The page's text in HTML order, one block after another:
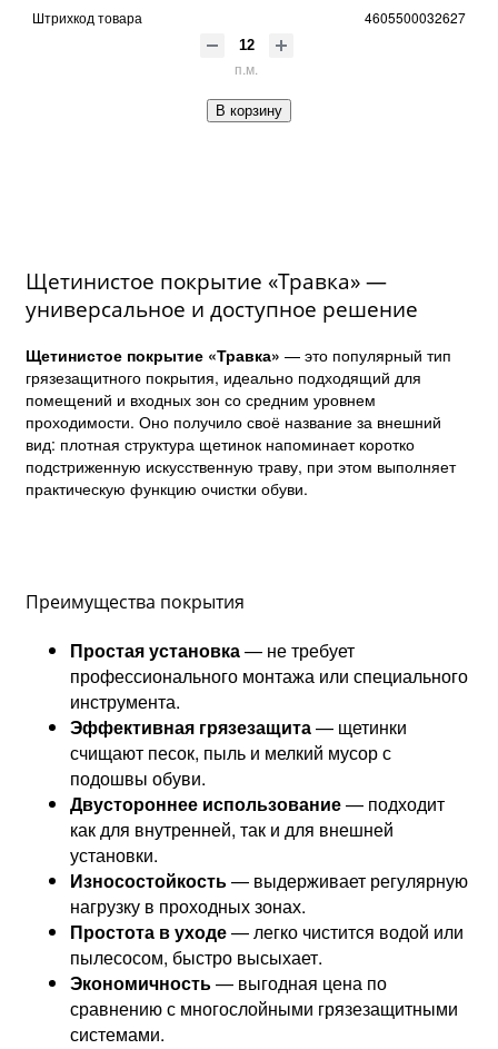
Штрихкод товара 4605500032627
п.м.
В корзину
Щетинистое покрытие «Травка» —
универсальное и доступное решение
Щетинистое покрытие «Травка» — это популярный тип
грязезащитного покрытия, идеально подходящий для
помещений и входных зон со средним уровнем
проходимости. Оно получило своё название за внешний
вид: плотная структура щетинок напоминает коротко
подстриженную искусственную траву, при этом выполняет
практическую функцию очистки обуви.
Преимущества покрытия
Простая установка— не требует
профессионального монтажа или специального
инструмента.
Эффективная грязезащита— щетинки
счищают песок, пыль и мелкий мусор с
подошвы обуви.
Двустороннее использование— подходит
как для внутренней, так и для внешней
установки.
Износостойкость— выдерживает регулярную
нагрузку в проходных зонах.
Простота в уходе— легко чистится водой или
пылесосом, быстро высыхает.
Экономичность— выгодная цена по
сравнению с многослойными грязезащитными
системами.